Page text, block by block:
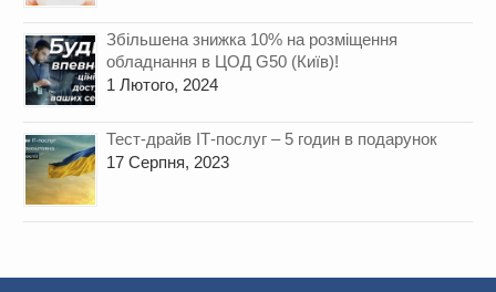
Збільшена знижка 10% на розміщення
обладнання в ЦОД G50 (Київ)!
1 Лютого, 2024
Тест-драйв ІТ-послуг – 5 годин в подарунок
17 Серпня, 2023